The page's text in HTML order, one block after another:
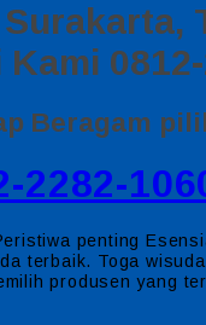
Beragam
2282-
penting
terbaik. Toga
produsen yang